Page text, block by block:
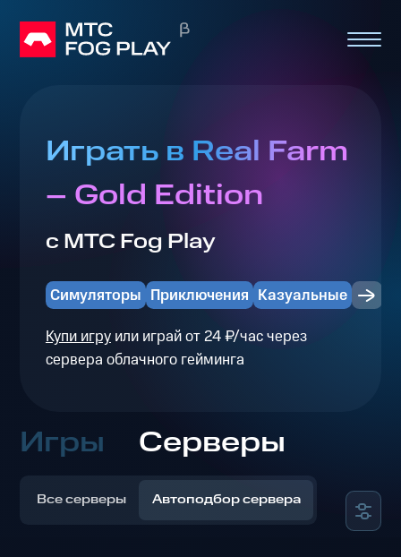
Играть в Real Farm
– Gold Edition
с МТС Fog Play
Симуляторы Приключения Казуальные
Купи игруили играй от 24 ₽/час через
сервера облачного гейминга
Игры Серверы
Все серверы Автоподбор сервера